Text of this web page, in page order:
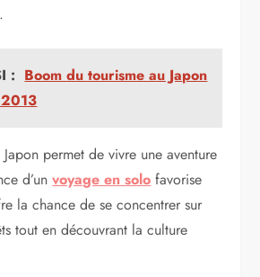
: Boom du tourisme au Japon
permet de vivre une aventure
d’unvoyage en solo favorise
la chance de se concentrer sur
tout en découvrant la culture